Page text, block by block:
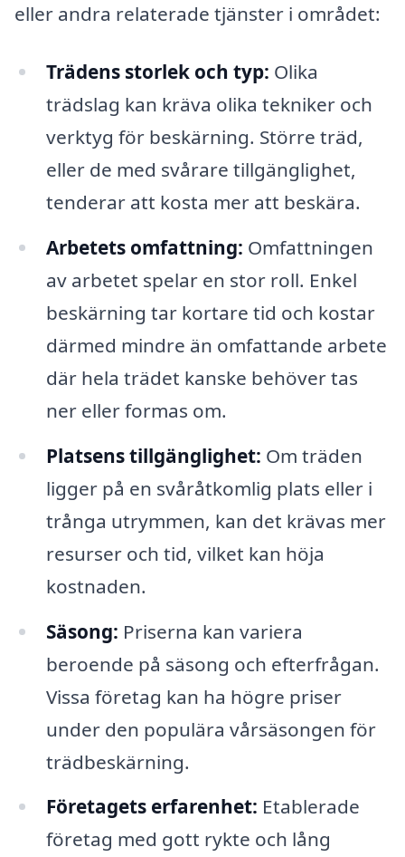
eller andra relaterade tjänster i området:
Trädens storlek och typ: Olika
trädslag kan kräva olika tekniker och
verktyg för beskärning. Större träd,
eller de med svårare tillgänglighet,
tenderar att kosta mer att beskära.
Arbetets omfattning: Omfattningen
av arbetet spelar en stor roll. Enkel
beskärning tar kortare tid och kostar
därmed mindre än omfattande arbete
där hela trädet kanske behöver tas
ner eller formas om.
Platsens tillgänglighet: Om träden
ligger på en svåråtkomlig plats eller i
trånga utrymmen, kan det krävas mer
resurser och tid, vilket kan höja
kostnaden.
Säsong: Priserna kan variera
beroende på säsong och efterfrågan.
Vissa företag kan ha högre priser
under den populära vårsäsongen för
trädbeskärning.
Företagets erfarenhet: Etablerade
företag med gott rykte och lång